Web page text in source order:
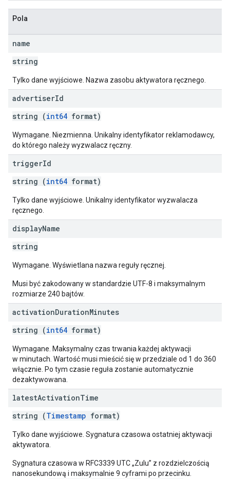
Pola
name
string
Tylko dane wyjściowe. Nazwa zasobu aktywatora ręcznego.
advertiserId
string (int64 format)
Wymagane. Niezmienna. Unikalny identyfikator reklamodawcy,
do którego należy wyzwalacz ręczny.
triggerId
string (int64 format)
Tylko dane wyjściowe. Unikalny identyfikator wyzwalacza
ręcznego.
displayName
string
Wymagane. Wyświetlana nazwa reguły ręcznej.
Musi być zakodowany w standardzie UTF-8 i maksymalnym
rozmiarze 240 bajtów.
activationDurationMinutes
string (int64 format)
Wymagane. Maksymalny czas trwania każdej aktywacji
w minutach. Wartość musi mieścić się w przedziale od 1 do 360
włącznie. Po tym czasie reguła zostanie automatycznie
dezaktywowana.
latestActivationTime
string (Timestamp format)
Tylko dane wyjściowe. Sygnatura czasowa ostatniej aktywacji
aktywatora.
Sygnatura czasowa w RFC3339 UTC „Zulu” z rozdzielczością
nanosekundową i maksymalnie 9 cyframi po przecinku.